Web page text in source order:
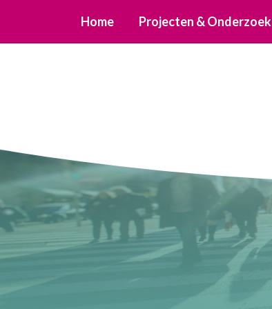
Home Projecten & Onderzoek